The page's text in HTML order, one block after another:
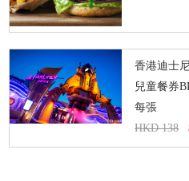
香港迪士
兒童餐券
每張
HKD 138